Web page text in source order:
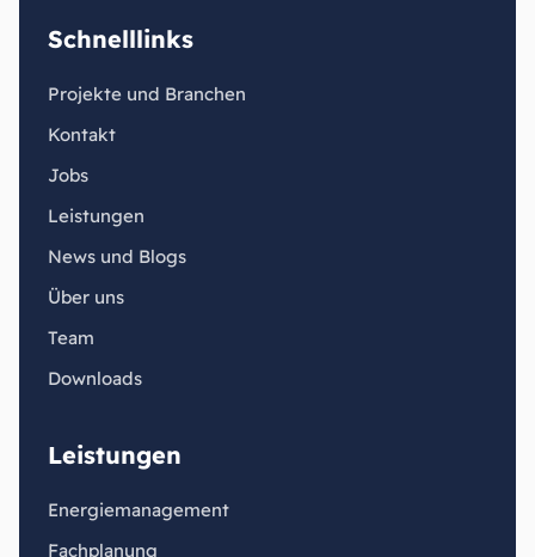
Schnelllinks
Projekte und Branchen
Kontakt
Jobs
Leistungen
News und Blogs
Über uns
Team
Downloads
Leistungen
Energiemanagement
Fachplanung